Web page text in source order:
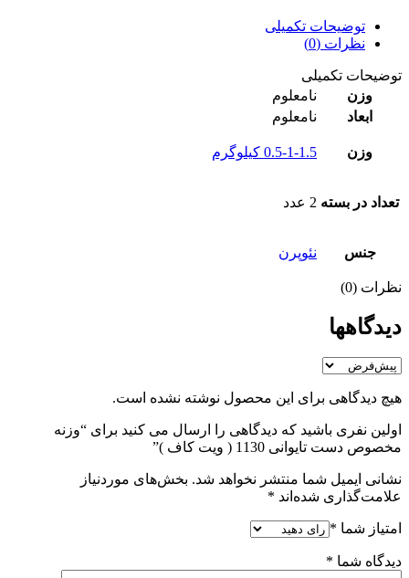
توضیحات تکمیلی
نظرات (0)
توضیحات تکمیلی
وزن
نامعلوم
ابعاد
نامعلوم
وزن 0.5-1-1.5 کیلوگرم
تعداد در بسته 2 عدد
جنس نئوپرن
نظرات (0)
دیدگاهها
هیچ دیدگاهی برای این محصول نوشته نشده است.
اولین نفری باشید که دیدگاهی را ارسال می کنید برای “وزنه
مخصوص دست تایوانی 1130 ( ویت کاف )”
نشانی ایمیل شما منتشر نخواهد شد. بخش‌های موردنیاز
علامت‌گذاری شده‌اند *
امتیاز شما *
دیدگاه شما *